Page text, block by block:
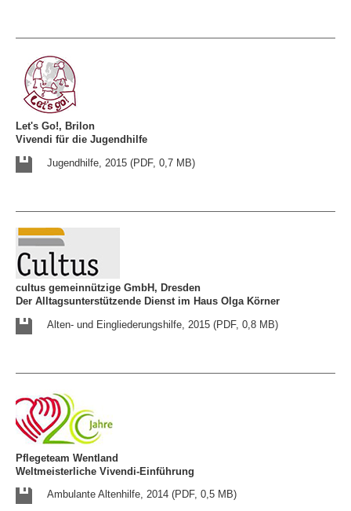
Let's Go!, Brilon
Vivendi für die Jugendhilfe
Jugendhilfe, 2015 (PDF, 0,7 MB)
cultus gemeinnützige GmbH, Dresden
Der Alltagsunterstützende Dienst im Haus Olga Körner
Alten- und Eingliederungshilfe, 2015 (PDF, 0,8 MB)
Pflegeteam Wentland
Weltmeisterliche Vivendi-Einführung
Ambulante Altenhilfe, 2014 (PDF, 0,5 MB)